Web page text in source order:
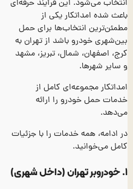
انتخاب می‌شود. این فرآیند حرفه‌ای
باعث شده امداتکار یکی از
مطمئن‌ترین انتخاب‌ها برای حمل
بین‌شهری خودرو باشد از تهران به
کرج، اصفهان، شمال، تبریز، مشهد
و سایر شهرها.
امداتکار مجموعه‌ای کامل از
خدمات حمل خودرو را ارائه
می‌دهد.
در ادامه، همه خدمات را با جزئیات
کامل می‌خوانید.
۱. خودروبر تهران (داخل شهری)